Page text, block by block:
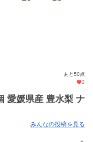
あと50点
2
愛媛県産 豊水梨 ナ
みんなの投稿を見る